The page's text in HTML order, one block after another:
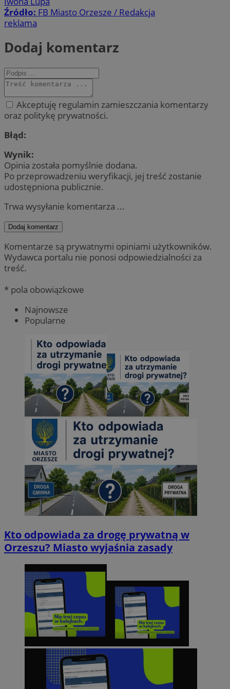
Źródło: FB Miasto Orzesze / Redakcja
reklama
Dodaj komentarz
Akceptuję regulamin zamieszczania komentarzy
oraz politykę prywatności.
Błąd:
Wynik:
Opinia została pomyślnie dodana.
Po przeprowadzeniu weryfikacji, jej treść zostanie
udostępniona publicznie.
Trwa wysyłanie komentarza ...
Dodaj komentarz
Komentarze są prywatnymi opiniami użytkowników.
Wydawca portalu nie ponosi odpowiedzialności za
treść.
* pola obowiązkowe
Najnowsze
Popularne
Kto odpowiada za drogę prywatną w
Orzeszu? Miasto wyjaśnia zasady